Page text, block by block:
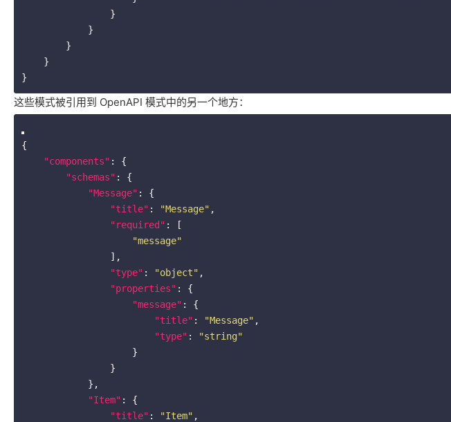
这些模式被引用到 OpenAPI 模式中的另一个地方：
{
"components" : {
"schemas" : {
"Message" : {
"title" : "Message" ,
"required" : [
"message"
"type" : "object" ,
"properties" : {
"message" : {
"title" : "Message" ,
"type" :
"string"
"Item" : {
"title" : "Item" ,